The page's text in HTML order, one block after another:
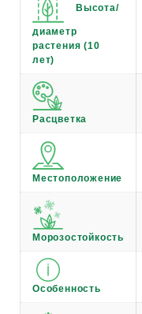
Высота/
диаметр
растения (10
лет)
Расцветка
Местоположение
Морозостойкость
Особенность